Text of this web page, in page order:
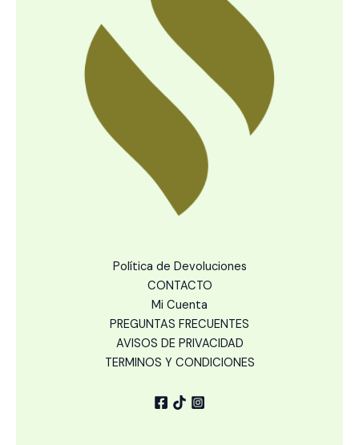
Política de Devoluciones
CONTACTO
Mi Cuenta
PREGUNTAS FRECUENTES
AVISOS DE PRIVACIDAD
TERMINOS Y CONDICIONES